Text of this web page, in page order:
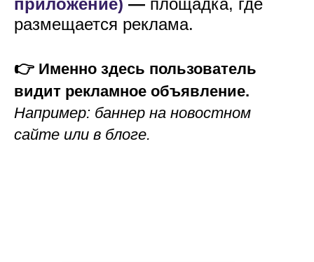
приложение) — площадка, где
размещается реклама.
👉 Именно здесь пользователь
видит рекламное объявление.
Например: баннер на новостном
сайте или в блоге.